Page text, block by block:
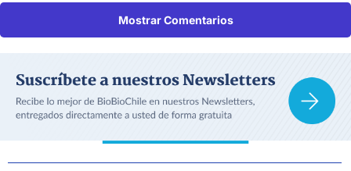
Mostrar Comentarios